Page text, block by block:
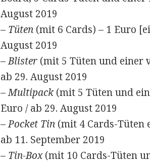
August 2019
– Tüten (mit 6 Cards) – 1 Euro
August 2019
–Blister (mit 5 Tüten und einer
ab 29. August 2019
–Multipack(mit 5 Tüten und
Euro / ab 29. August 2019
–Pocket Tin (mit 4 Cards-Tüten
ab 11. September 2019
– Tin-Box(mit 10 Cards-Tüten